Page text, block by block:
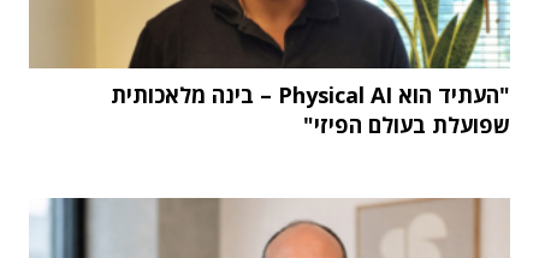
"העתיד הוא Physical AI – בינה מלאכותית
שפועלת בעולם הפיזי"